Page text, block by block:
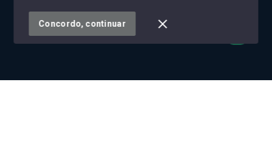
SITE PARA IMOBILIARIA
Concordo, continuar